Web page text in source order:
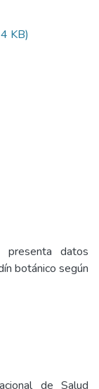
KB)
presenta datos
botánico según
de Salud